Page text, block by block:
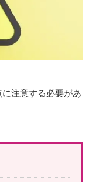
注意する必要があ